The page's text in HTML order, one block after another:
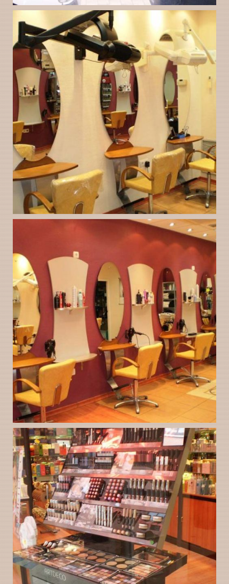
Instalaciones de la
Peluquería Gloria
Valladolid
Ampliar
Peluquería Gloria
Ampliar
Peluquería Gloria en
Valladolid instalaciones
Ampliar